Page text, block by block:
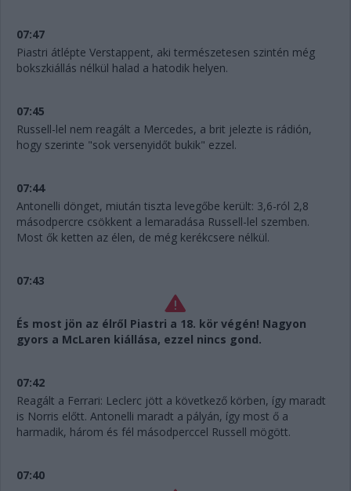
07:47
Piastri átlépte Verstappent, aki természetesen szintén még
bokszkiállás nélkül halad a hatodik helyen.
07:45
Russell-lel nem reagált a Mercedes, a brit jelezte is rádión,
hogy szerinte "sok versenyidőt bukik" ezzel.
07:44
Antonelli dönget, miután tiszta levegőbe került: 3,6-ról 2,8
másodpercre csökkent a lemaradása Russell-lel szemben.
Most ők ketten az élen, de még kerékcsere nélkül.
07:43
És most jön az élről Piastri a 18. kör végén! Nagyon
gyors a McLaren kiállása, ezzel nincs gond.
07:42
Reagált a Ferrari: Leclerc jött a következő körben, így maradt
is Norris előtt. Antonelli maradt a pályán, így most ő a
harmadik, három és fél másodperccel Russell mögött.
07:40